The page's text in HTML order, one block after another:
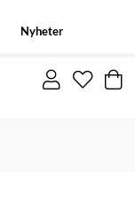
Nyheter